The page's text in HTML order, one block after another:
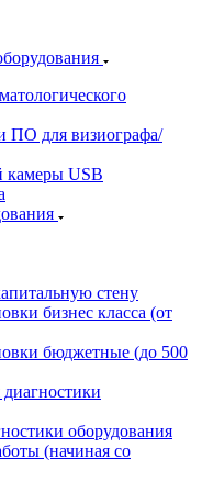
ПО для визиографа/
камеры USB
стену
бизнес класса (от
бюджетные (до 500
оборудования
(начиная со